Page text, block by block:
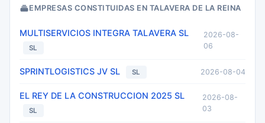
EMPRESAS CONSTITUIDAS EN TALAVERA DE LA REINA
MULTISERVICIOS INTEGRA TALAVERA SL
SL
2026-08-
06
SPRINTLOGISTICS JV SL SL 2026-08-04
EL REY DE LA CONSTRUCCION 2025 SL
SL
2026-08-
03